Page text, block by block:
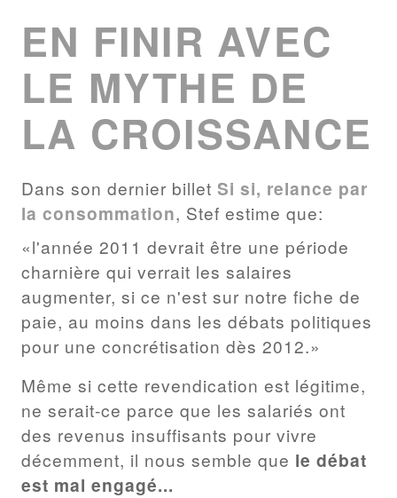
EN FINIR AVEC
LE MYTHE DE
LA CROISSANCE
Dans son dernier billet Si si, relance par
la consommation, Stef estime que:
«l'année 2011 devrait être une période
charnière qui verrait les salaires
augmenter, si ce n'est sur notre fiche de
paie, au moins dans les débats politiques
pour une concrétisation dès 2012.»
Même si cette revendication est légitime,
ne serait-ce parce que les salariés ont
des revenus insuffisants pour vivre
décemment, il nous semble que le débat
est mal engagé...